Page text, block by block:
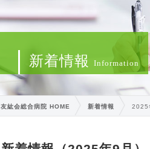
新着情報Information
友紘会総合病院 HOME 新着情報 2025